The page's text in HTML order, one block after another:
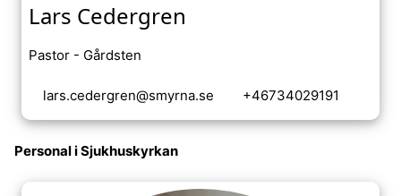
Lars Cedergren
Pastor - Gårdsten
lars.cedergren@smyrna.se +46734029191
Personal i Sjukhuskyrkan